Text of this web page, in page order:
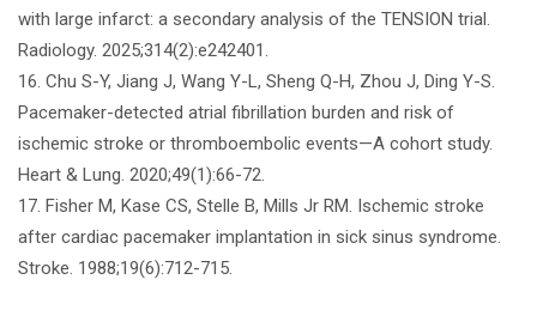
with large infarct: a secondary analysis of the TENSION trial.
Radiology. 2025;314(2):e242401.
16. Chu S-Y, Jiang J, Wang Y-L, Sheng Q-H, Zhou J, Ding Y-S.
Pacemaker-detected atrial fibrillation burden and risk of
ischemic stroke or thromboembolic events—A cohort study.
Heart & Lung. 2020;49(1):66-72.
17. Fisher M, Kase CS, Stelle B, Mills Jr RM. Ischemic stroke
after cardiac pacemaker implantation in sick sinus syndrome.
Stroke. 1988;19(6):712-715.